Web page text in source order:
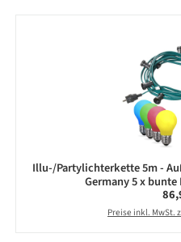
Illu-/Partylichterkette 5m -
Germany 5 x
Preise inkl. MwSt.